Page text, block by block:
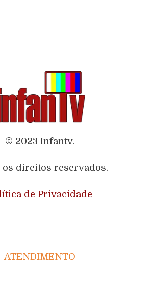
© 2023 Infantv.
os direitos reservados.
de Privacidade
ATENDIMENTO